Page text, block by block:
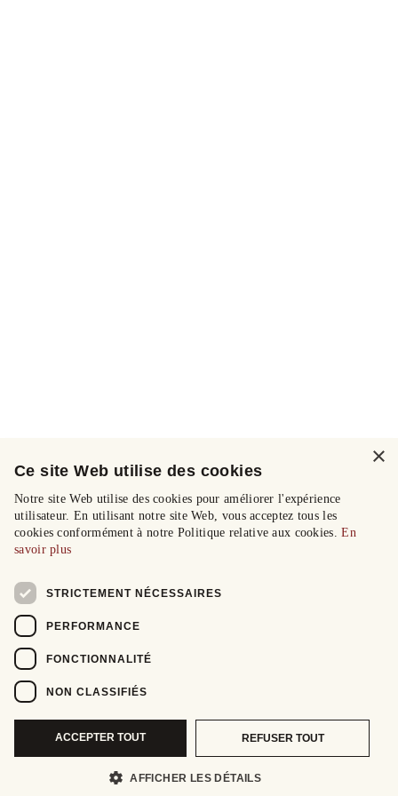
×
Ce site Web utilise des cookies
Notre site Web utilise des cookies pour améliorer l'expérience
utilisateur. En utilisant notre site Web, vous acceptez tous les
cookies conformément à notre Politique relative aux cookies.En
savoir plus
STRICTEMENT NÉCESSAIRES
PERFORMANCE
FONCTIONNALITÉ
NON CLASSIFIÉS
ACCEPTER TOUT REFUSER TOUT
AFFICHER LES DÉTAILS